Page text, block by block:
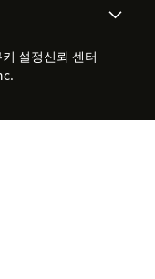
트 포털
Foundation
이트
크 통합 티켓 관리 소
설정신뢰 센터